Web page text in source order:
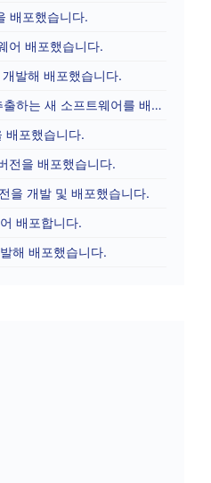
배포했습니다.
어 배포했습니다.
발해 배포했습니다.
PPTX 파일에서 이미지 추출하는 새 소프트웨어를 배포합니다.
배포했습니다.
전을 배포했습니다.
을 개발 및 배포했습니다.
배포합니다.
해 배포했습니다.